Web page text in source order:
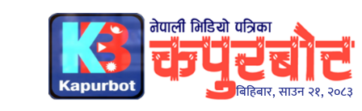
समाचार
बिहिबार, साउन २१, २०८३